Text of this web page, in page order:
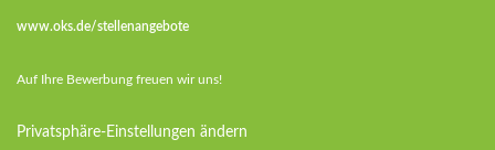
www.oks.de/stellenangebote
Auf Ihre Bewerbung freuen wir uns!
Privatsphäre-Einstellungen ändern